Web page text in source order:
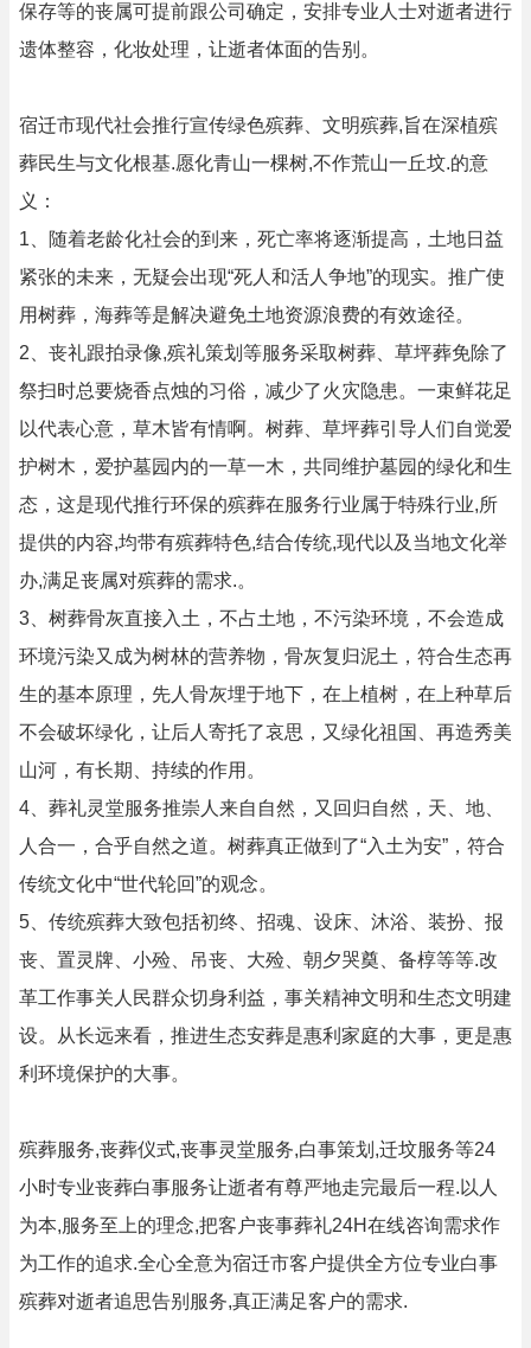
保存等的丧属可提前跟公司确定，安排专业人士对逝者进行
遗体整容，化妆处理，让逝者体面的告别。
宿迁市现代社会推行宣传绿色殡葬、文明殡葬,旨在深植殡
葬民生与文化根基.愿化青山一棵树,不作荒山一丘坟.的意
义：
1、随着老龄化社会的到来，死亡率将逐渐提高，土地日益
紧张的未来，无疑会出现“死人和活人争地”的现实。推广使
用树葬，海葬等是解决避免土地资源浪费的有效途径。
2、丧礼跟拍录像,殡礼策划等服务采取树葬、草坪葬免除了
祭扫时总要烧香点烛的习俗，减少了火灾隐患。一束鲜花足
以代表心意，草木皆有情啊。树葬、草坪葬引导人们自觉爱
护树木，爱护墓园内的一草一木，共同维护墓园的绿化和生
态，这是现代推行环保的殡葬在服务行业属于特殊行业,所
提供的内容,均带有殡葬特色,结合传统,现代以及当地文化举
办,满足丧属对殡葬的需求.。
3、树葬骨灰直接入土，不占土地，不污染环境，不会造成
环境污染又成为树林的营养物，骨灰复归泥土，符合生态再
生的基本原理，先人骨灰埋于地下，在上植树，在上种草后
不会破坏绿化，让后人寄托了哀思，又绿化祖国、再造秀美
山河，有长期、持续的作用。
4、葬礼灵堂服务推崇人来自自然，又回归自然，天、地、
人合一，合乎自然之道。树葬真正做到了“入土为安”，符合
传统文化中“世代轮回”的观念。
5、传统殡葬大致包括初终、招魂、设床、沐浴、装扮、报
丧、置灵牌、小殓、吊丧、大殓、朝夕哭奠、备椁等等.改
革工作事关人民群众切身利益，事关精神文明和生态文明建
设。从长远来看，推进生态安葬是惠利家庭的大事，更是惠
利环境保护的大事。
殡葬服务,丧葬仪式,丧事灵堂服务,白事策划,迁坟服务等24
小时专业丧葬白事服务让逝者有尊严地走完最后一程.以人
为本,服务至上的理念,把客户丧事葬礼24H在线咨询需求作
为工作的追求.全心全意为宿迁市客户提供全方位专业白事
殡葬对逝者追思告别服务,真正满足客户的需求.